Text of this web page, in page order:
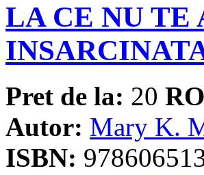
LA CE NU TE
Pret de la: 20
Autor: Mary K.
ISBN: